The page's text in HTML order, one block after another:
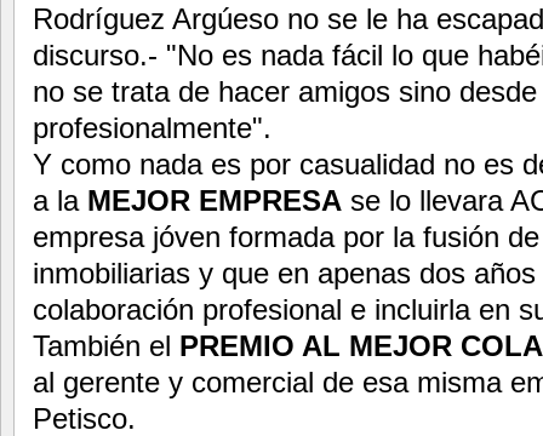
Rodríguez Argúeso no se le ha
discurso.- "No es nada fácil lo que
no se trata de hacer amigos sino
profesionalmente".
Y como nada es por casualidad no es
a la MEJOR EMPRESA se lo llevara
empresa jóven formada por la fusión
inmobiliarias y que en apenas dos
colaboración profesional e incluirla en
También el PREMIO AL MEJOR
al gerente y comercial de esa misma
Petisco.